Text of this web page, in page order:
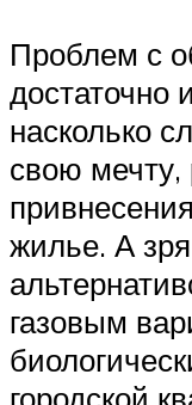
Проблем с
достаточно
насколько
свою мечту,
жилье. А
газовым